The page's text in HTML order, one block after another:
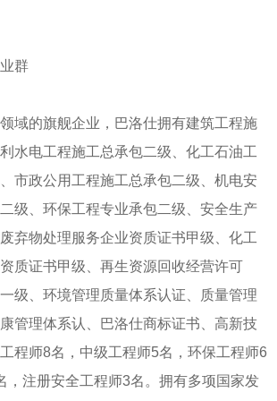
群
的旗舰企业，巴洛仕拥有建筑工程施
水电工程施工总承包二级、化工石油工
市政公用工程施工总承包二级、机电安
级、环保工程专业承包二级、安全生产
弃物处理服务企业资质证书甲级、化工
质证书甲级、再生资源回收经营许可
级、环境管理质量体系认证、质量管理
管理体系认、巴洛仕商标证书、高新技
程师8名，中级工程师5名，环保工程师6
，注册安全工程师3名。拥有多项国家发